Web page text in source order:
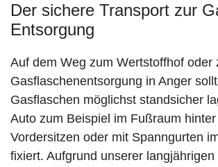
Der sichere Transport zur
Entsorgung
Auf dem Weg zum Wertstoffhof oder
Gasflaschenentsorgung in Anger
Gasflaschen möglichst standsicher
Auto zum Beispiel im Fußraum hinter
Vordersitzen oder mit Spanngurten
fixiert. Aufgrund unserer langjährigen